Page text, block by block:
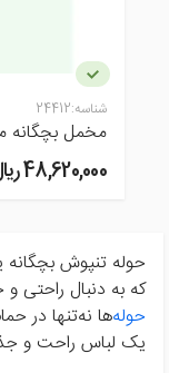
شناسه:24412
مخمل بچگانه
48,620,000 ريال
حوله تنپوش بچگانه
که به دنبال راحتی
حوله‌ها نه‌تنها در
یک لباس راحت و